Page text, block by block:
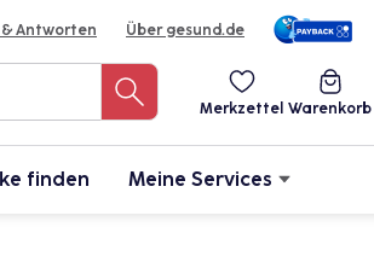
& Antworten Über gesund.de
Merkzettel Warenkorb
finden Meine Services